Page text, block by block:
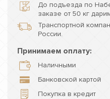
До подъезда по
заказе от 50 кг
Транспортной
России.
Принимаем оплату:
Наличными
Банковской картой
Покупка в кредит